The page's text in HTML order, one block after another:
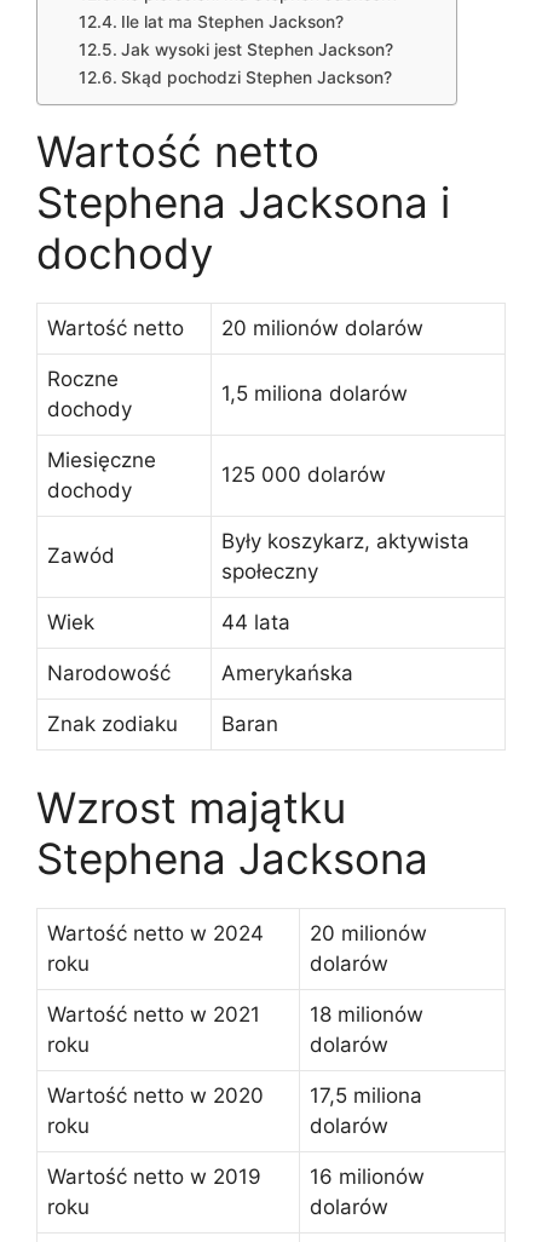
Ile lat ma Stephen Jackson?
Jak wysoki jest Stephen Jackson?
Skąd pochodzi Stephen Jackson?
Wartość netto
Stephena Jacksona i
dochody
Wartość netto 20 milionów dolarów
Roczne
dochody
1,5 miliona dolarów
Miesięczne
dochody
125 000 dolarów
Zawód
Były koszykarz, aktywista
społeczny
Wiek 44 lata
Narodowość Amerykańska
Znak zodiaku Baran
Wzrost majątku
Stephena Jacksona
Wartość netto w 2024
roku
20 milionów
dolarów
Wartość netto w 2021
roku
18 milionów
dolarów
Wartość netto w 2020
roku
17,5 miliona
dolarów
Wartość netto w 2019
roku
16 milionów
dolarów